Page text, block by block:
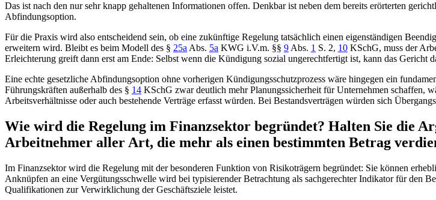
Das ist nach den nur sehr knapp gehaltenen Informationen offen. Denkbar ist neben dem bereits erörterten
Abfindungsoption.
Für die Praxis wird also entscheidend sein, ob eine zukünftige Regelung tatsächlich einen eigenständigen
erweitern wird. Bleibt es beim Modell des § 25a Abs. 5a KWG i.V.m. §§ 9 Abs. 1 S. 2, 10 KSchG, muss der
Erleichterung greift dann erst am Ende: Selbst wenn die Kündigung sozial ungerechtfertigt ist, kann das Gericht
Eine echte gesetzliche Abfindungsoption ohne vorherigen Kündigungsschutzprozess wäre hingegen ein
Führungskräften außerhalb des § 14 KSchG zwar deutlich mehr Planungssicherheit für Unternehmen schaffen,
Arbeitsverhältnisse oder auch bestehende Verträge erfasst würden. Bei Bestandsverträgen würden sich
Wie wird die Regelung im Finanzsektor begründet? Halten Sie die
Arbeitnehmer aller Art, die mehr als einen bestimmten Betrag
Im Finanzsektor wird die Regelung mit der besonderen Funktion von Risikoträgern begründet: Sie können
Anknüpfen an eine Vergütungsschwelle wird bei typisierender Betrachtung als sachgerechter Indikator für den
Qualifikationen zur Verwirklichung der Geschäftsziele leistet.